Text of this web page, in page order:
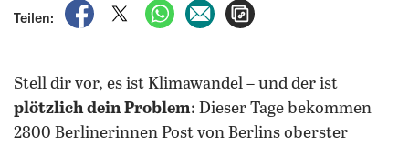
Teilen:
auf Facebook teilen
auf X teilenper WhatsApp teilen
per E-Mail teilen
Stell dir vor, es ist Klimawandel – und der ist
plötzlich dein Problem: Dieser Tage bekommen
2800 Berlinerinnen Post von Berlins oberster